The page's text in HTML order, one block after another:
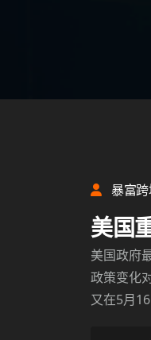
暴富跨
美国
美国政府
政策变化
又在5月